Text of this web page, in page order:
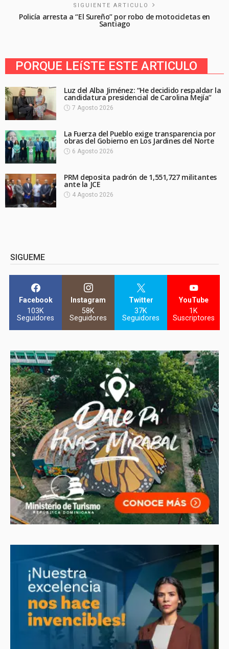
SIGUIENTE ARTICULO
Policía arresta a “El Sureño” por robo de motocicletas en
Santiago
PORQUE LEíSTE ESTE ARTICULO
Luz del Alba Jiménez: “He decidido respaldar la
candidatura presidencial de Carolina Mejía”
7 Agosto 2026
La Fuerza del Pueblo exige transparencia por
obras del Gobierno en Los Jardines del Norte
6 Agosto 2026
PRM deposita padrón de 1,551,727 militantes
ante la JCE
4 Agosto 2026
SIGUEME
Facebook
103K
Seguidores
Instagram
58K
Seguidores
Twitter
37K
Seguidores
YouTube
1K
Suscriptores